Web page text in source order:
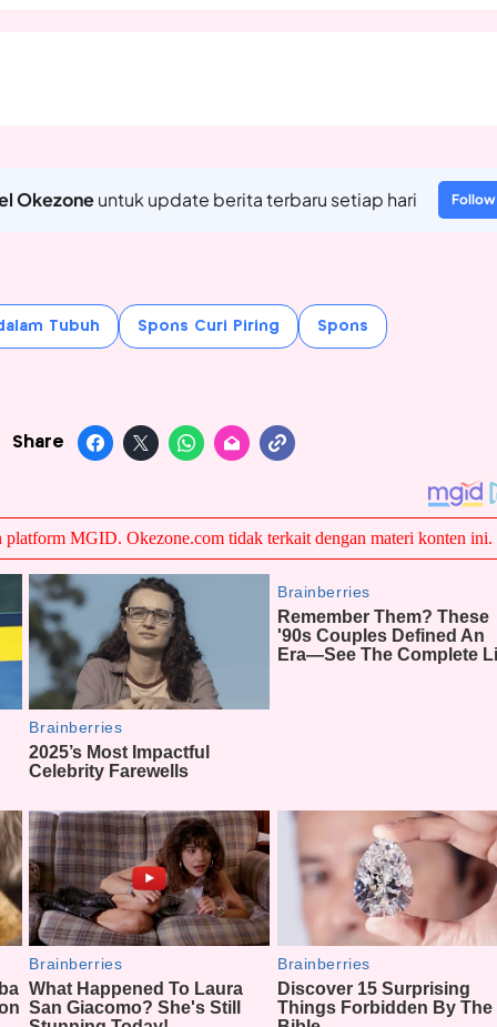
Okezoneuntuk update berita terbaru setiap hari Follow
Tubuh Spons Curi Piring Spons
Share